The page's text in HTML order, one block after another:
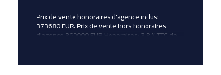
Prix de vente honoraires d'agence inclus:
373680 EUR. Prix de vente hors honoraires
d'agence 360000 EUR Honoraires: 3.8 % TTC de
Avictoria Immobilier: Corinne Betton, Agent